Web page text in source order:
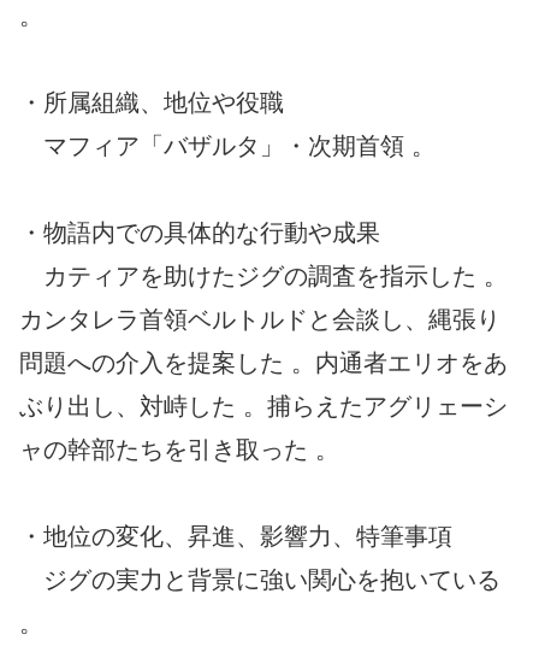
。
・所属組織、地位や役職
マフィア「バザルタ」・次期首領 。
・物語内での具体的な行動や成果
カティアを助けたジグの調査を指示した 。
カンタレラ首領ベルトルドと会談し、縄張り
問題への介入を提案した 。内通者エリオをあ
ぶり出し、対峙した 。捕らえたアグリェーシ
ャの幹部たちを引き取った 。
・地位の変化、昇進、影響力、特筆事項
ジグの実力と背景に強い関心を抱いている
。